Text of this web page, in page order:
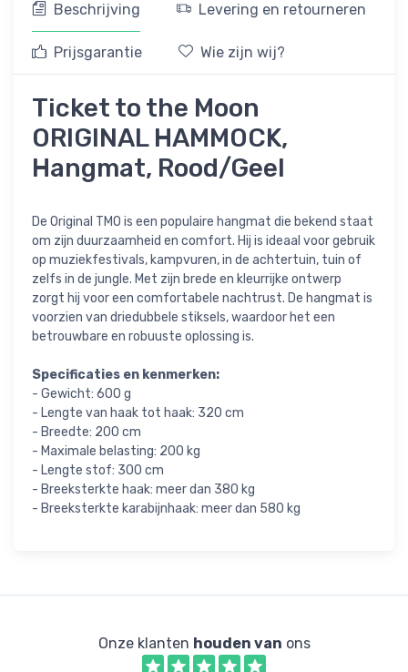
Beschrijving Levering en retourneren
Prijsgarantie Wie zijn wij?
Ticket to the Moon
ORIGINAL HAMMOCK,
Hangmat, Rood/Geel
De Original TMO is een populaire hangmat die bekend staat
om zijn duurzaamheid en comfort. Hij is ideaal voor gebruik
op muziekfestivals, kampvuren, in de achtertuin, tuin of
zelfs in de jungle. Met zijn brede en kleurrijke ontwerp
zorgt hij voor een comfortabele nachtrust. De hangmat is
voorzien van driedubbele stiksels, waardoor het een
betrouwbare en robuuste oplossing is.
Specificaties en kenmerken:
- Gewicht: 600 g
- Lengte van haak tot haak: 320 cm
- Breedte: 200 cm
- Maximale belasting: 200 kg
- Lengte stof: 300 cm
- Breeksterkte haak: meer dan 380 kg
- Breeksterkte karabijnhaak: meer dan 580 kg
Onze klanten houden van ons